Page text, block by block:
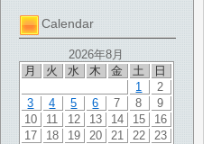
Calendar
2026年8月
月
火 水 木 金 土 日
1
2
3
4 5 6 7 8
9
10
11 12 13 14 15
16
17
18 19 20 21 22
23